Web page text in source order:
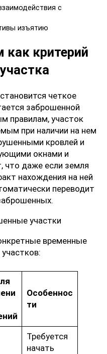
с
изъятию
критерий
четкое
заброшенной
правилам, участок
при наличии на нем
кровлей и
окнами и
что даже если земля
нахождения на ней
переводит
временные
Особеннос
ти
Требуется
начать